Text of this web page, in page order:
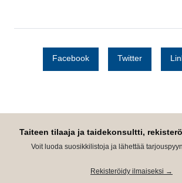
Facebook Twitter
Taiteen tilaaja ja taidekonsultti,
Voit luoda suosikkilistoja ja lähettää
Rekisteröidy ilmaiseksi →